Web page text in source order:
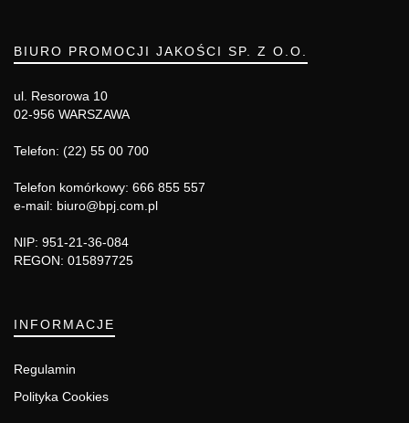
BIURO PROMOCJI JAKOŚCI SP. Z O.O.
ul. Resorowa 10
02-956 WARSZAWA
Telefon: (22) 55 00 700
Telefon komórkowy: 666 855 557
e-mail: biuro@bpj.com.pl
NIP: 951-21-36-084
REGON: 015897725
INFORMACJE
Regulamin
Polityka Cookies